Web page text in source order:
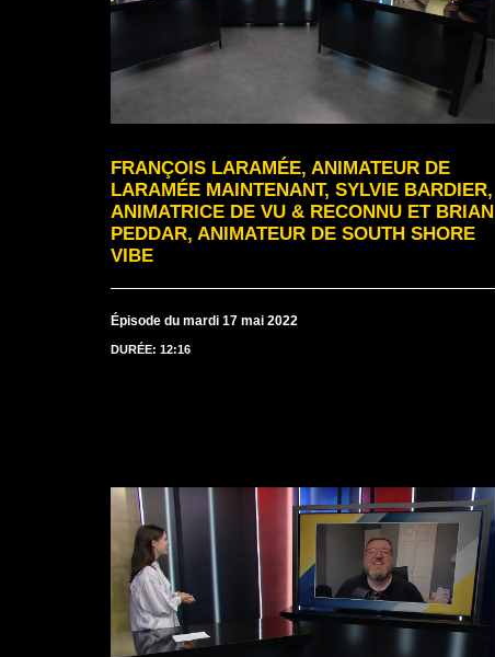
FRANÇOIS LARAMÉE, ANIMATEUR DE
LARAMÉE MAINTENANT, SYLVIE BARDIER,
ANIMATRICE DE VU & RECONNU ET BRIAN
PEDDAR, ANIMATEUR DE SOUTH SHORE
VIBE
Épisode du mardi 17 mai 2022
DURÉE: 12:16